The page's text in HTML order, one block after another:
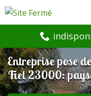
Entreprise pose
Fiel 23000: